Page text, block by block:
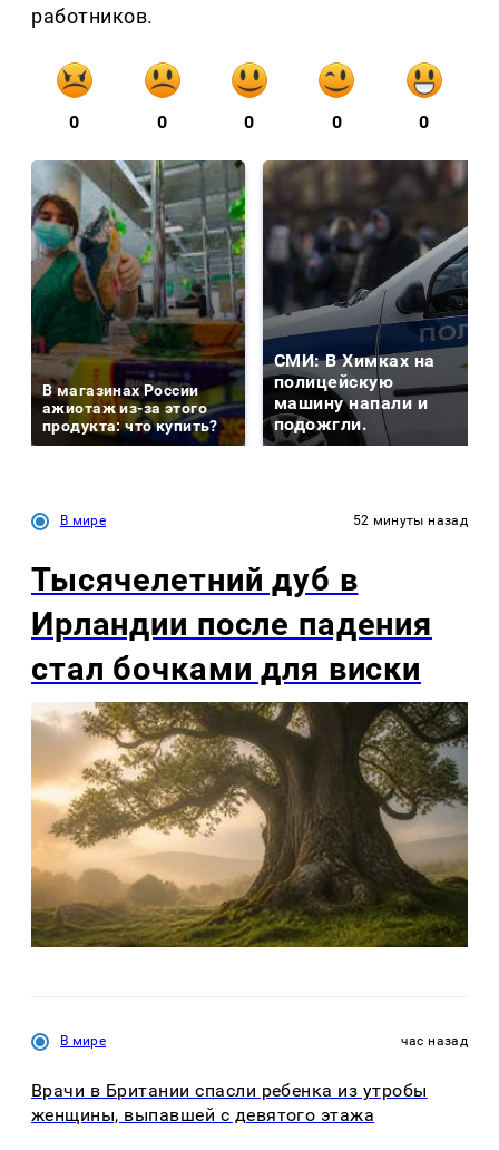
работников.
0 0 0 0 0
В магазинах России
ажиотаж из-за этого
продукта: что купить?
СМИ: В Химках на
полицейскую
машину напали и
подожгли.
В мире 52 минуты назад
Тысячелетний дуб в
Ирландии после падения
стал бочками для виски
В мире час назад
Врачи в Британии спасли ребенка из утробы
женщины, выпавшей с девятого этажа